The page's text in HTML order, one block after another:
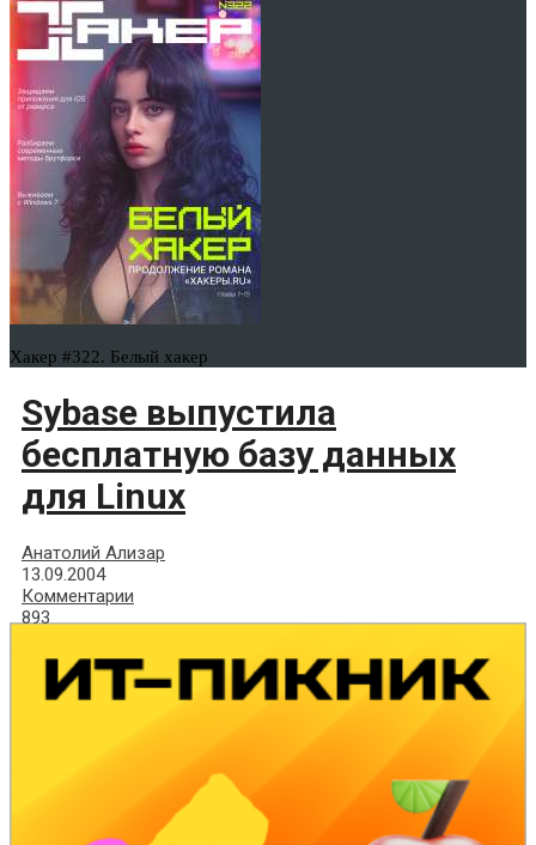
Хакер #322. Белый хакер
Sybase выпустила
бесплатную базу данных
для Linux
Анатолий Ализар
13.09.2004
Комментарии
893